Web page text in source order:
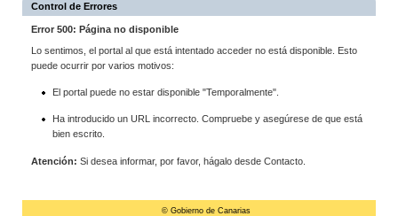
Control de Errores
Error 500: Página no disponible
Lo sentimos, el portal al que está intentado acceder no está disponible. Esto
puede ocurrir por varios motivos:
El portal puede no estar disponible "Temporalmente".
Ha introducido un URL incorrecto. Compruebe y asegúrese de que está
bien escrito.
Atención: Si desea informar, por favor, hágalo desde Contacto.
© Gobierno de Canarias